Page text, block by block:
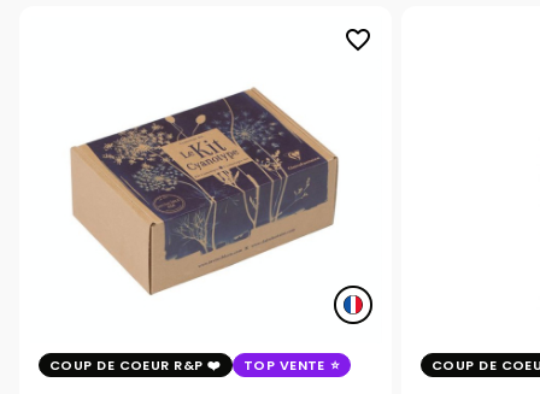
favorite_border
COUP DE COEUR R&P TOP VENTE COUP DE